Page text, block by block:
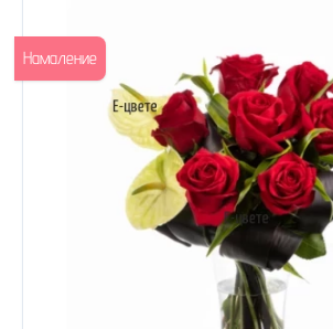
Намаление